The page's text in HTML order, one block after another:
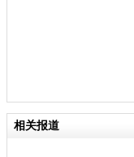
相关报道